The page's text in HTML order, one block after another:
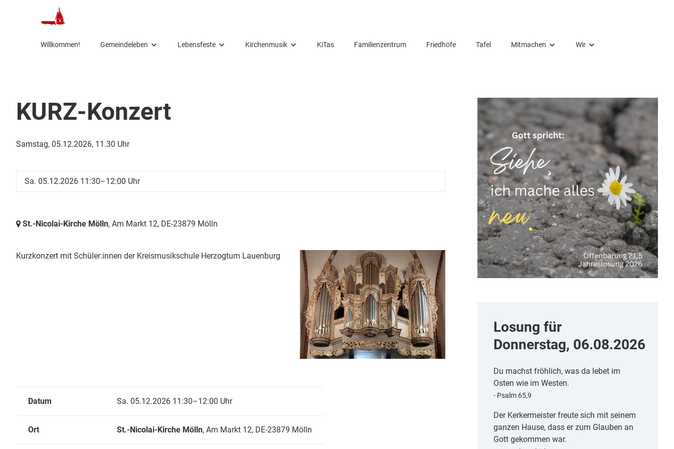
Willkommen! Gemeindeleben
Konfi
Senioren
Klimagruppe
Lebensfeste
Seelsorge
Kirchenmusik
Kirchenband
Flötenkreis
KiTas Familienzentrum Friedhöfe Tafel Mitmachen
Wiedereintritt
Förderverein
Orgelbauverein
Wir
Orte
Vermietung
KURZ-Konzert
Samstag, 05.12.2026, 11.30 Uhr
Sa. 05.12.2026 11:30–12:00 Uhr
St.-Nicolai-Kirche Mölln, Am Markt 12, DE-23879 Mölln
Kurzkonzert mit Schüler:innen der Kreismusikschule Herzogtum Lauenburg
Datum Sa. 05.12.2026 11:30–12:00 Uhr
Ort St.-Nicolai-Kirche Mölln, Am Markt 12, DE-23879 Mölln
Losung für
Donnerstag, 06.08.2026
Du machst fröhlich, was da lebet im
Osten wie im Westen.
- Psalm 65,9
Der Kerkermeister freute sich mit seinem
ganzen Hause, dass er zum Glauben an
Gott gekommen war.